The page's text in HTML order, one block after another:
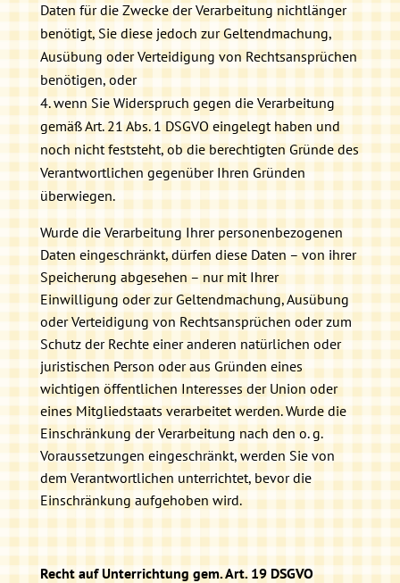
Daten für die Zwecke der Verarbeitung nichtlänger
benötigt, Sie diese jedoch zur Geltendmachung,
Ausübung oder Verteidigung von Rechtsansprüchen
benötigen, oder
wenn Sie Widerspruch gegen die Verarbeitung
gemäß Art. 21 Abs. 1 DSGVO eingelegt haben und
noch nicht feststeht, ob die berechtigten Gründe des
Verantwortlichen gegenüber Ihren Gründen
überwiegen.
Wurde die Verarbeitung Ihrer personenbezogenen
Daten eingeschränkt, dürfen diese Daten – von ihrer
Speicherung abgesehen – nur mit Ihrer
Einwilligung oder zur Geltendmachung, Ausübung
oder Verteidigung von Rechtsansprüchen oder zum
Schutz der Rechte einer anderen natürlichen oder
juristischen Person oder aus Gründen eines
wichtigen öffentlichen Interesses der Union oder
eines Mitgliedstaats verarbeitet werden. Wurde die
Einschränkung der Verarbeitung nach den o. g.
Voraussetzungen eingeschränkt, werden Sie von
dem Verantwortlichen unterrichtet, bevor die
Einschränkung aufgehoben wird.
Recht auf Unterrichtung gem. Art. 19 DSGVO